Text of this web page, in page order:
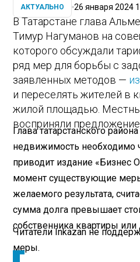
АКТУАЛЬНО 26 января 2024
В Татарстане глава
Тимур Нагуманов на
которого обсуждали
ряд мер для борьбы с
заявленных методов —
и переселять жителей в
жилой площадью.
восприняли
Глава татарстанского
недвижимость необходимо
приводит издание «Бизнес
момент существующие
желаемого результата,
сумма долга превышает
собственника квартиры или
Читатели Inkazan не
меры.